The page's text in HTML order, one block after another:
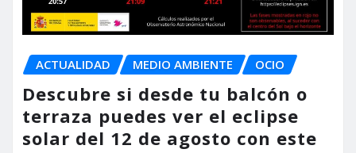
ACTUALIDAD MEDIO AMBIENTE OCIO
Descubre si desde tu balcón o
terraza puedes ver el eclipse
solar del 12 de agosto con este